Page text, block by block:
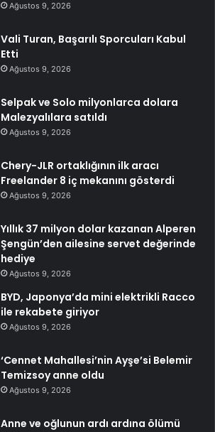
Ağustos 9, 2026
Vali Turan, Başarılı Sporcuları Kabul
Etti
Ağustos 9, 2026
Selpak ve Solo milyonlarca dolara
Malezyalılara satıldı
Ağustos 9, 2026
Chery-JLR ortaklığının ilk aracı
Freelander 8 iç mekanını gösterdi
Ağustos 9, 2026
Yıllık 37 milyon dolar kazanan Alperen
Şengün’den ailesine servet değerinde
hediye
Ağustos 9, 2026
BYD, Japonya’da mini elektrikli Racco
ile rekabete giriyor
Ağustos 9, 2026
‘Cennet Mahallesi’nin Ayşe’si Belemir
Temizsoy anne oldu
Ağustos 9, 2026
Anne ve oğlunun ardı ardına ölümü